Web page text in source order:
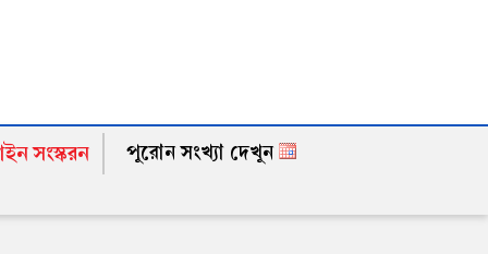
সংস্করন পুরোন সংখ্যা দেখুন